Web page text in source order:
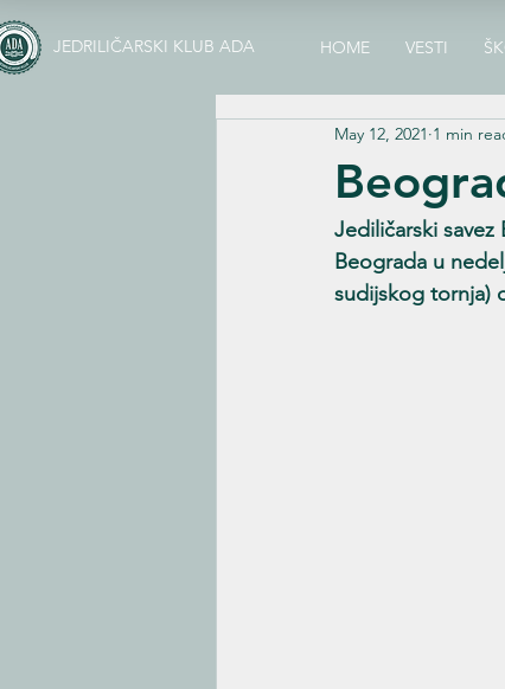
JEDRILIČARSKI KLUB ADA HOME VESTI
May 12, 2021 1 min
Jediličarski
Beograda u
sudijskog tornja)